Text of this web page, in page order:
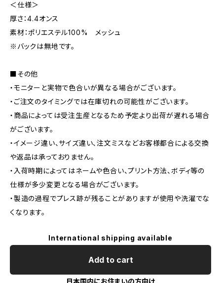
＜仕様＞
厚さ：4.4オンス
素材：ポリエステル100% メッシュ
※バックは無地です。
■その他
・モニターと実物で色合いが異なる場合がございます。
・ご注文のタイミングでは在庫切れの可能性がございます。
・商品によっては受注生産となるため予定より出荷が遅れる場合
がございます。
・イメージ違い、サイズ違い、注文ミスなどお客様都合による交換
や返品は承っておりません。
・入荷時期によってはネームや色合い、プリント方法、ボディ等の
仕様が多少変更となる場合がございます。
・製造の過程でプレス跡が残ることがありますが使用や洗濯でな
くなります。
International shipping available
Add to cart
日本国内にお住まいの方向け